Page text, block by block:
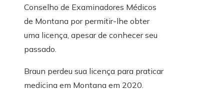
Conselho de Examinadores Médicos
de Montana por permitir-lhe obter
uma licença, apesar de conhecer seu
passado.
Braun perdeu sua licença para praticar
medicina em Montana em 2020.